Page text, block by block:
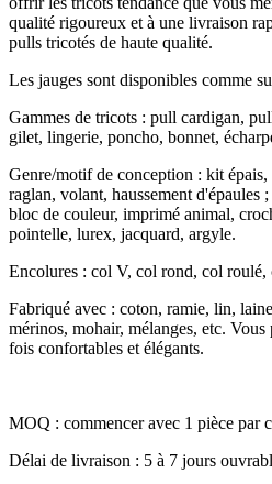
qualité rigoureux et à une livraison
pulls tricotés de haute qualité.
Les jauges sont disponibles comme
Gammes de tricots : pull cardigan,
gilet, lingerie, poncho, bonnet,
Genre/motif de conception : kit
raglan, volant, haussement d'épaules
bloc de couleur, imprimé animal,
pointelle, lurex, jacquard, argyle.
Encolures : col V, col rond, col roulé,
Fabriqué avec : coton, ramie, lin,
mérinos, mohair, mélanges, etc.
fois confortables et élégants.
MOQ : commencer avec 1 pièce par
Délai de livraison : 5 à 7 jours